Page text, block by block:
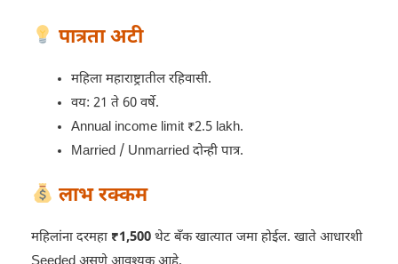
पात्रता अटी
महिला महाराष्ट्रातील रहिवासी.
वय: 21 ते 60 वर्षे.
Annual income limit ₹2.5 lakh.
Married / Unmarried दोन्ही पात्र.
लाभ रक्कम
महिलांना दरमहा ₹1,500 थेट बँक खात्यात जमा होईल. खाते आधारशी